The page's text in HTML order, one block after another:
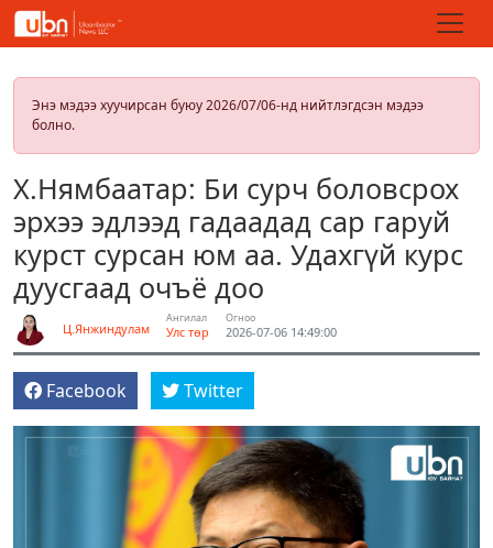
Энэ мэдээ хуучирсан буюу 2026/07/06-нд нийтлэгдсэн мэдээ
болно.
Х.Нямбаатар: Би сурч боловсрох
эрхээ эдлээд гадаадад сар гаруй
курст сурсан юм аа. Удахгүй курс
дуусгаад очъё доо
Ц.Янжиндулам
Ангилал
Улс төр
Огноо
2026-07-06 14:49:00
Facebook Twitter